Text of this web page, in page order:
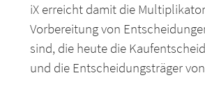
iX erreicht damit die
Vorbereitung von
sind, die heute die
und die Entscheidungsträger